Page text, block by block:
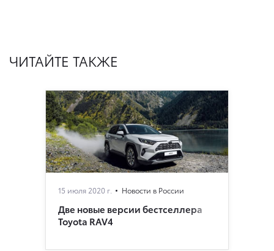
ЧИТАЙТЕ ТАКЖЕ
15 июля 2020 г. Новости в России
Две новые версии бестселлера
Toyota RAV4